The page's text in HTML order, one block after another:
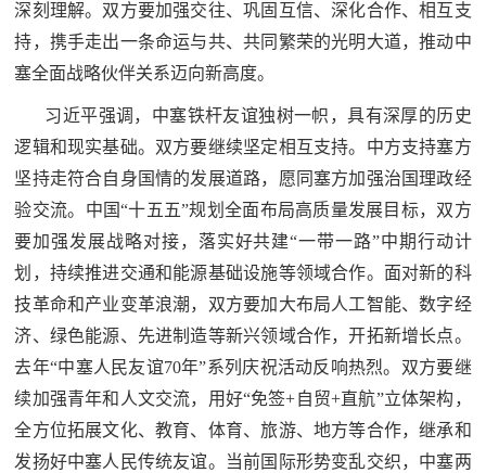
识
国
防
民
子
弟
兵
子
弟
兵
国
防
动
员
防
人
深刻理解。双方要加强交往、巩固互信、深化合作、相互支
持，携手走出一条命运与共、共同繁荣的光明大道，推动中
塞全面战略伙伴关系迈向新高度。
习近平强调，中塞铁杆友谊独树一帜，具有深厚的历史
逻辑和现实基础。双方要继续坚定相互支持。中方支持塞方
坚持走符合自身国情的发展道路，愿同塞方加强治国理政经
验交流。中国“十五五”规划全面布局高质量发展目标，双方
要加强发展战略对接，落实好共建“一带一路”中期行动计
划，持续推进交通和能源基础设施等领域合作。面对新的科
技革命和产业变革浪潮，双方要加大布局人工智能、数字经
济、绿色能源、先进制造等新兴领域合作，开拓新增长点。
去年“中塞人民友谊70年”系列庆祝活动反响热烈。双方要继
续加强青年和人文交流，用好“免签+自贸+直航”立体架构，
全方位拓展文化、教育、体育、旅游、地方等合作，继承和
发扬好中塞人民传统友谊。当前国际形势变乱交织，中塞两